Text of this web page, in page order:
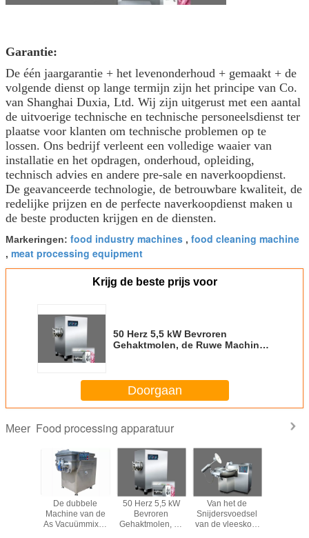
Garantie:
De één jaargarantie + het levenonderhoud + gemaakt + de
volgende dienst op lange termijn zijn het principe van Co.
van Shanghai Duxia, Ltd. Wij zijn uitgerust met een aantal
de uitvoerige technische en technische personeelsdienst ter
plaatse voor klanten om technische problemen op te
lossen. Ons bedrijf verleent een volledige waaier van
installatie en het opdragen, onderhoud, opleiding,
technisch advies en andere pre-sale en naverkoopdienst.
De geavanceerde technologie, de betrouwbare kwaliteit, de
redelijke prijzen en de perfecte naverkoopdienst maken u
de beste producten krijgen en de diensten.
Markeringen: food industry machines , food cleaning machine
, meat processing equipment
Krijg de beste prijs voor
50 Herz 5,5 kW Bevroren
Gehaktmolen, de Ruwe Machines
Doorgaan
Meer Food processing apparatuur
De dubbele
Machine van de
As Vacuümmixer,
50 Herz 5,5 kW
Bevroren
Gehaktmolen, de
Van het de
Snijdersvoedsel
van de vleeskom